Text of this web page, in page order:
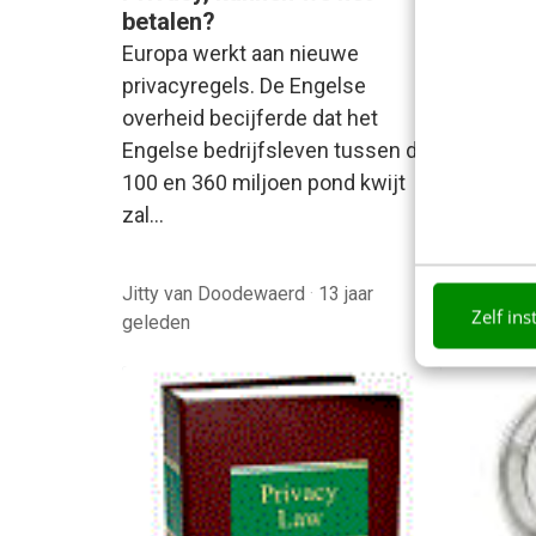
Zelf
betalen?
Europa werkt aan nieuwe
privacyregels. De Engelse
overheid becijferde dat het
Engelse bedrijfsleven tussen de
100 en 360 miljoen pond kwijt
zal…
Jitty van Doodewaerd · 13 jaar
geleden
Jitty